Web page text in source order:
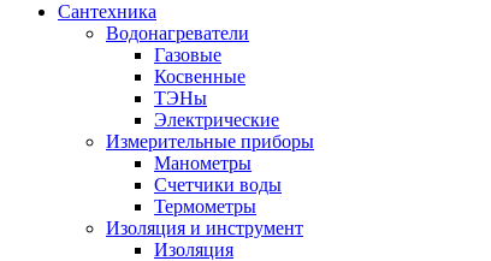
Сантехника
Водонагреватели
Газовые
Косвенные
ТЭНы
Электрические
Измерительные приборы
Манометры
Счетчики воды
Термометры
Изоляция и инструмент
Изоляция